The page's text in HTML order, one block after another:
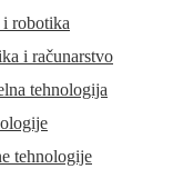
robotika
i računarstvo
tehnologija
tehnologije